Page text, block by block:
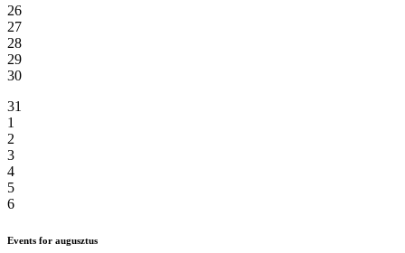
26
27
28
29
30
31
1
2
3
4
5
6
Events for augusztus